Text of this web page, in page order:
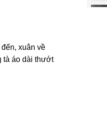
xuân về
tà áo dài thướt